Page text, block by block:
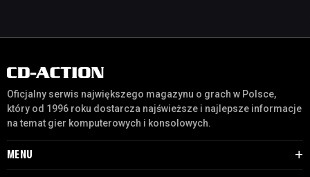
Oficjalny serwis największego magazynu o grach w Polsce,
który od 1996 roku dostarcza najświeższe i najlepsze informacje
na temat gier komputerowych i konsolowych.
MENU